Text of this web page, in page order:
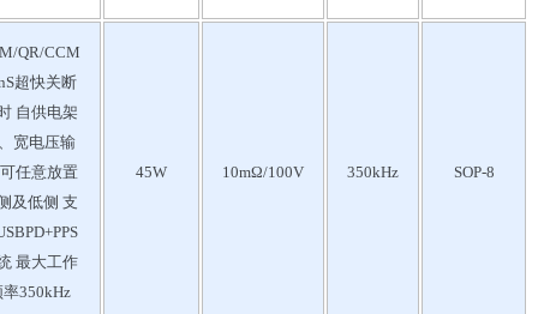
QR/CCM
超快关断
自供电架
宽电压输
任意放置
及低侧 支
最大工作
350kHz
45W 10mΩ/100V 350kHz SOP-8